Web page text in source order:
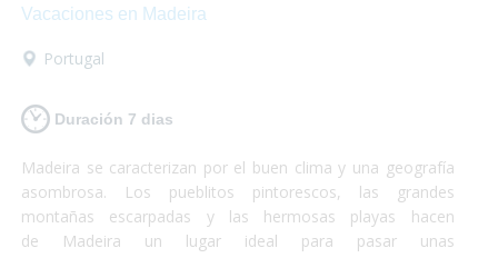
Vacaciones en Madeira
Portugal
Duración 7 dias
Madeira se caracterizan por el buen clima y una geografía
asombrosa. Los pueblitos pintorescos, las grandes
montañas escarpadas y las hermosas playas hacen
de Madeira un lugar ideal para pasar unas